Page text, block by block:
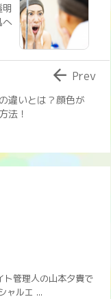
へ
違いとは？顔色が
法！
 Prev
ト管理人の山本夕貴で
ャルエ ...